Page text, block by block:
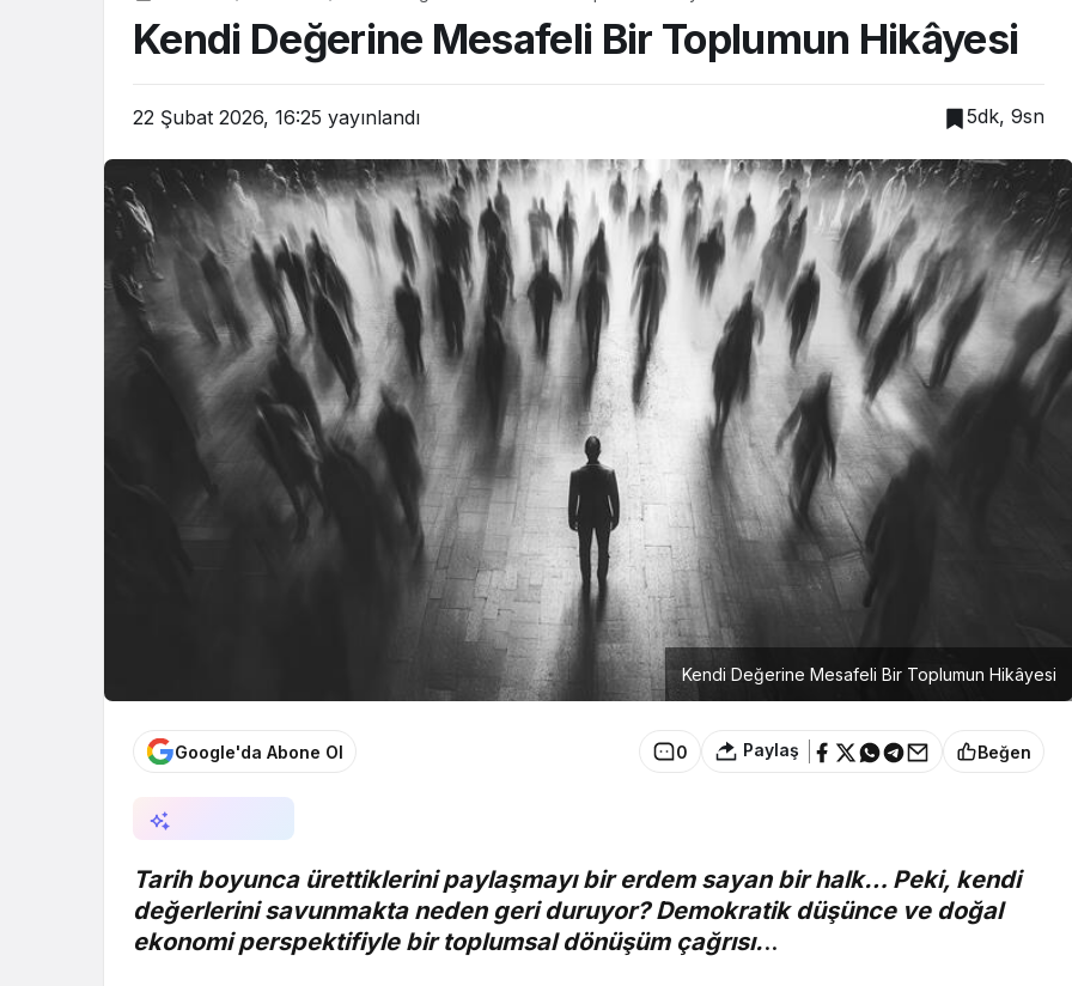
Kendi Değerine Mesafeli Bir Toplumun Hikâyesi
22 Şubat 2026, 16:25 yayınlandı 5dk, 9sn
Kendi Değerine Mesafeli Bir Toplumun Hikâyesi
Google'da Abone Ol 0 Paylaş Beğen
Tarih boyunca ürettiklerini paylaşmayı bir erdem sayan bir halk… Peki, kendi
değerlerini savunmakta neden geri duruyor? Demokratik düşünce ve doğal
ekonomi perspektifiyle bir toplumsal dönüşüm çağrısı...